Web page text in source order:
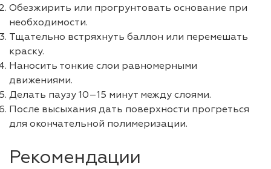
Обезжирить или прогрунтовать основание при
необходимости.
Тщательно встряхнуть баллон или перемешать
краску.
Наносить тонкие слои равномерными
движениями.
Делать паузу 10–15 минут между слоями.
После высыхания дать поверхности прогреться
для окончательной полимеризации.
Рекомендации